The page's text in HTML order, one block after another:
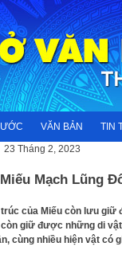
VĂN BẢN TIN
23 Tháng 2, 2023
Mạch Lũng
của Miếu còn lưu giữ
giữ được những di
cùng nhiều hiện vật có